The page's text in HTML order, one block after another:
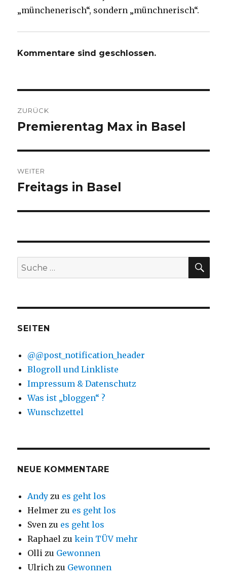
„münchenerisch“, sondern „münchnerisch“.
Kommentare sind geschlossen.
ZURÜCK
Vorheriger
Premierentag Max in Basel
WEITER
Nächster
Freitags in Basel
Suche
nach:
SEITEN
@@post_notification_header
Blogroll und Linkliste
Impressum & Datenschutz
Was ist „bloggen“ ?
Wunschzettel
NEUE KOMMENTARE
Andy zu es geht los
Helmer zu es geht los
Sven zu es geht los
Raphael zukein TÜV mehr
Olli zu Gewonnen
Ulrich zu Gewonnen